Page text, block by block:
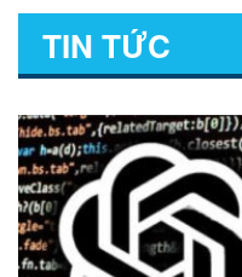
TIN TỨC